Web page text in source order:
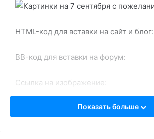
HTML-код для вставки на сайт и блог:
BB-код для вставки на форум:
Ссылка на изображение:
Веселые эмоции собачки.
Показать больше